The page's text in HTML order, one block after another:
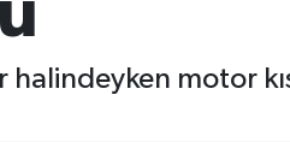
halindeyken motor